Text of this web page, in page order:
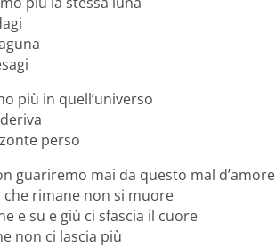
più in quell’universo
perso
guariremo mai da questo mal d’amore
che rimane non si muore
e su e giù ci sfascia il cuore
non ci lascia più